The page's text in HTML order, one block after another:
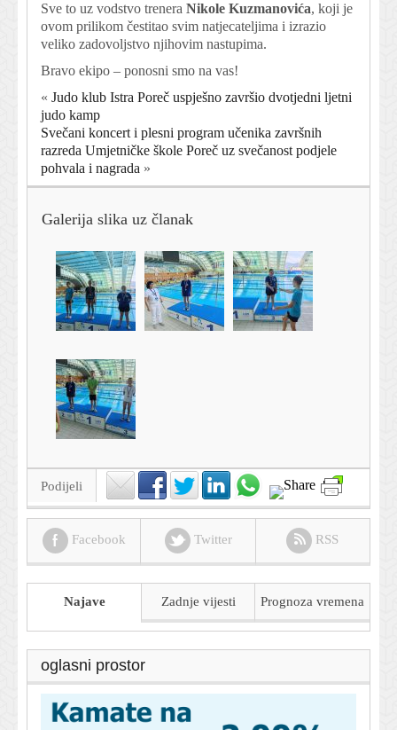
Sve to uz vodstvo trenera Nikole Kuzmanovića, koji je
ovom prilikom čestitao svim natjecateljima i izrazio
veliko zadovoljstvo njihovim nastupima.
Bravo ekipo – ponosni smo na vas!
« Judo klub Istra Poreč uspješno završio dvotjedni ljetni
judo kamp
Svečani koncert i plesni program učenika završnih
razreda Umjetničke škole Poreč uz svečanost podjele
pohvala i nagrada »
Galerija slika uz članak
Podijeli
Facebook Twitter RSS
Najave Zadnje vijesti Prognoza vremena
oglasni prostor